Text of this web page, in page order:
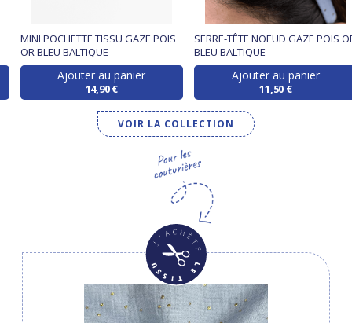
MINI POCHETTE TISSU GAZE POIS
OR BLEU BALTIQUE
Ajouter au panier
14,90 €
SERRE-TÊTE NOEUD GAZE POIS
BLEU BALTIQUE
Ajouter au panier
11,50 €
VOIR LA COLLECTION